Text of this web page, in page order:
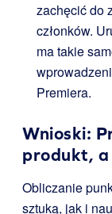
zachęcić do
członków.
ma takie
Premiera.
Wnioski:
produkt, a
Obliczanie
sztuką, jak i